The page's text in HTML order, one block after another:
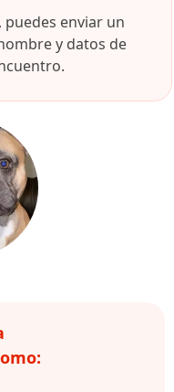
enviar un
y datos de